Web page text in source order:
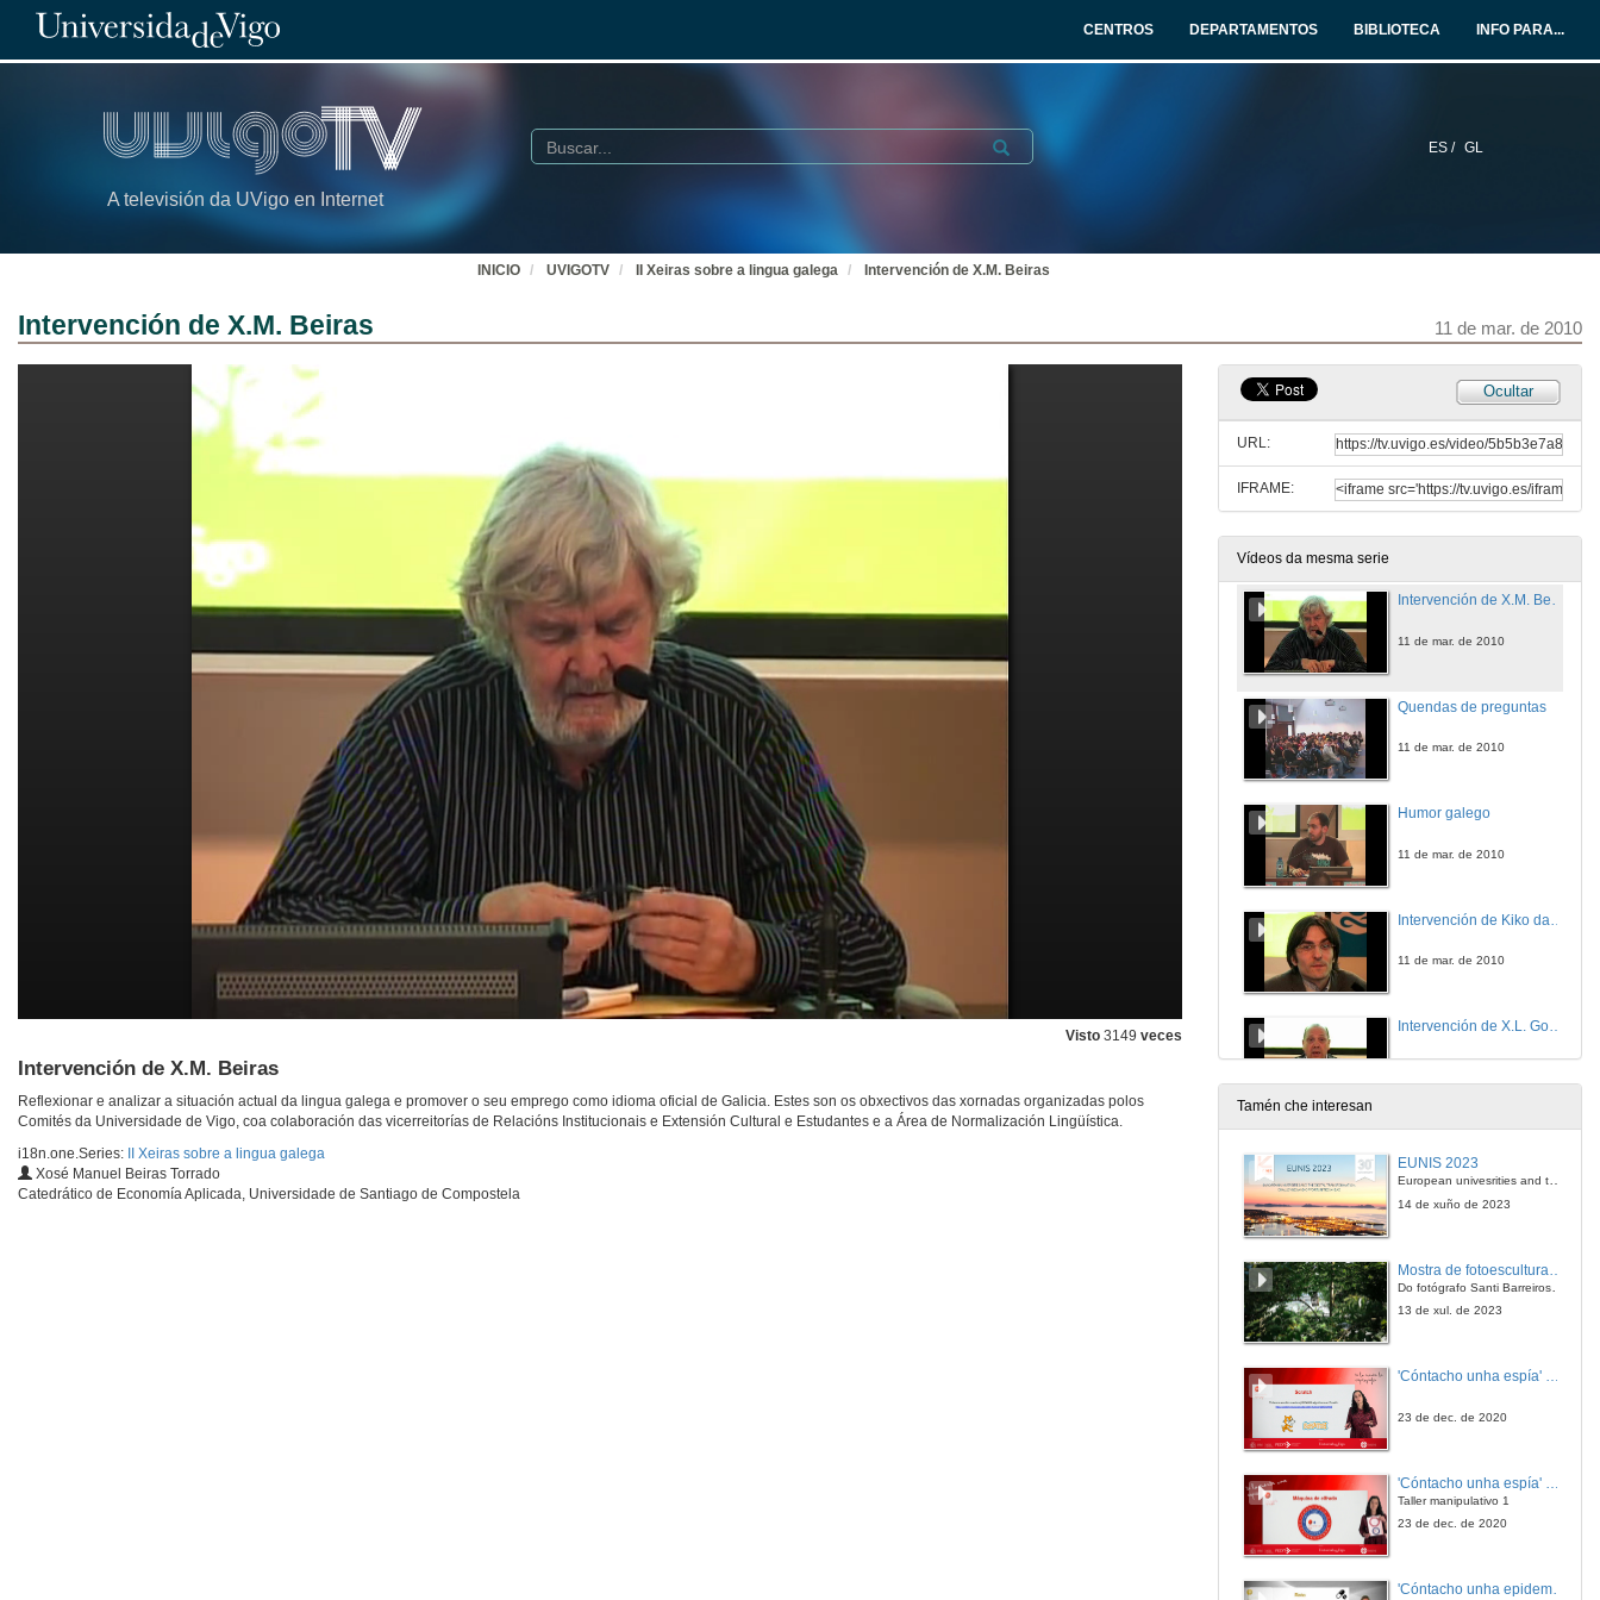
CENTROS DEPARTAMENTOS BIBLIOTECA INFO PARA...
A televisión da UVigo en Internet
ES / GL
Buscar Submit
INICIO UVIGOTV II Xeiras sobre a lingua galega Intervención de X.M. Beiras
Intervención de X.M. Beiras 11 de mar. de 2010
Visto 3149 veces
Intervención de X.M. Beiras
Reflexionar e analizar a situación actual da lingua galega e promover o seu emprego como idioma oficial de Galicia. Estes son os obxectivos das xornadas organizadas polos
Comités da Universidade de Vigo, coa colaboración das vicerreitorías de Relacións Institucionais e Extensión Cultural e Estudantes e a Área de Normalización Lingüística.
i18n.one.Series:
II Xeiras sobre a lingua galega
Xosé Manuel Beiras Torrado
Catedrático de Economía Aplicada, Universidade de Santiago de Compostela
Ocultar
URL:
IFRAME:
Vídeos da mesma serie
O galego para o público infantil
11 de mar. de 2010
Actuación contacontos
O ensaio en galego
11 de mar. de 2010
Intervención de X.M. Beiras
11 de mar. de 2010
Quendas de preguntas
11 de mar. de 2010
Humor galego
11 de mar. de 2010
11 de mar. de 2010
Intervención de X.L. González Vázquez, o Carrabouxo
Quenda de preguntas
11 de mar. de 2010
11 de mar. de 2010
Tamén che interesan
EUNIS 2023
European univesrities and the digital transformation: challenges and opportunities ahead
14 de xuño de 2023
Do fotógrafo Santi Barreiros e o escultor Nito Contreras.
13 de xul. de 2023
'Cóntacho unha espía' Reto
23 de dec. de 2020
Taller manipulativo 1
23 de dec. de 2020
'Cóntacho unha epidemióloga' Reto